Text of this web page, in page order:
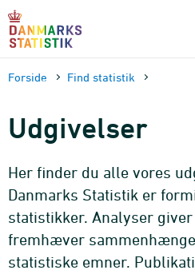
sidens
Forside Find statistik
Udgivelser
Her finder du alle vores
Danmarks Statistik er
statistikker. Analyser
fremhæver
statistiske emner.